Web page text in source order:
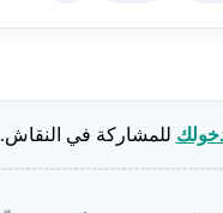
للمشاركة في النقاش.